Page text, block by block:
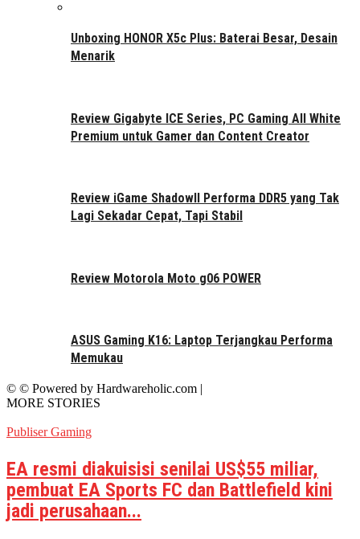
Unboxing HONOR X5c Plus: Baterai Besar, Desain
Menarik
Review Gigabyte ICE Series, PC Gaming All White
Premium untuk Gamer dan Content Creator
Review iGame ShadowII Performa DDR5 yang Tak
Lagi Sekadar Cepat, Tapi Stabil
Review Motorola Moto g06 POWER
ASUS Gaming K16: Laptop Terjangkau Performa
Memukau
© © Powered by Hardwareholic.com |
MORE STORIES
Publiser Gaming
EA resmi diakuisisi senilai US$55 miliar,
pembuat EA Sports FC dan Battlefield kini
jadi perusahaan...